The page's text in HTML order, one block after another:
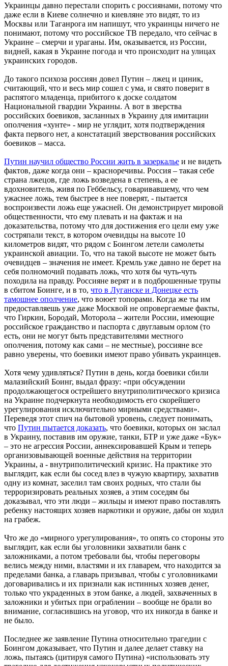
Украинцы давно перестали спорить с россиянами, потому что
даже если в Киеве солнечно и киевляне это видят, то из
Москвы или Таганрога им напишут, что украинцы ничего не
понимают, потому что российское ТВ передало, что сейчас в
Украине – смерчи и ураганы. Им, оказывается, из России,
видней, какая в Украине погода и что происходит на улицах
украинских городов.
До такого психоза россиян довел Путин – лжец и циник,
считающий, что и весь мир сошел с ума, и свято поверит в
распятого младенца, прибитого к доске солдатом
Национальной гвардии Украины. А вот в зверства
российских боевиков, засланных в Украину для имитации
ополчения «хунте» - мир не углядит, хотя подтверждения
факта первого нет, а констатаций зверствования российских
боевиков – масса.
Путин научил общество России жить в зазеркалье и не видеть
фактов, даже когда они – красноречивы. Россия – такая себе
страна лжецов, где ложь возведена в степень, а ее
вдохновитель, живя по Геббельсу, говаривавшему, что чем
ужаснее ложь, тем быстрее в нее поверят, - пытается
воспроизвести ложь еще ужасней. Он демонстрирует мировой
общественности, что ему плевать и на фактаж и на
доказательства, потому что для достижения его цели ему уже
состряпали текст, в котором очевидцы на высоте 10
километров видят, что рядом с Боингом летели самолеты
украинской авиации. То, что на такой высоте не может быть
очевидцев – значения не имеет. Кремль уже давно не берет на
себя полномочий подавать ложь, что хотя бы чуть-чуть
походила на правду. Россияне верят и в подброшенные трупы
в сбитом Боинге, и в то, что в Луганске и Донецке есть
тамошнее ополчение, что воюет топорами. Когда же ты им
предоставляешь уже даже Москвой не опровергаемые факты,
что Гиркин, Бородай, Моторола – жители России, имеющие
российское гражданство и паспорта с двуглавым орлом (то
есть, они не могут быть представителями местного
ополчения, потому как сами – не местные), россияне все
равно уверены, что боевики имеют право убивать украинцев.
Хотя чему удивляться? Путин в день, когда боевики сбили
малазийский Боинг, выдал фразу: «при обсуждении
продолжающегося острейшего внутриполитического кризиса
на Украине подчеркнута необходимость его скорейшего
урегулирования исключительно мирными средствами».
Переведя этот спич на бытовой уровень, следует понимать,
что Путин пытается доказать, что боевики, которых он заслал
в Украину, поставив им оружие, танки, БТР и уже даже «Бук»
– это не агрессия России, аннексировавшей Крым и теперь
организовывающей военные действия на территории
Украины, а - внутриполитический кризис. На практике это
выглядит, как если бы сосед влез в чужую квартиру, захватив
одну из комнат, заселил там своих родных, что стали бы
терроризировать реальных хозяев, а этим соседям бы
доказывал, что эти люди – жильцы и имеют право поставлять
ребенку настоящих хозяев наркотики и оружие, дабы он ходил
на грабеж.
Что же до «мирного урегулирования», то опять со стороны это
выглядит, как если бы уголовники захватили банк с
заложниками, а потом требовали бы, чтобы переговоры
велись между ними, властями и их главарем, что находится за
пределами банка, а главарь призывал, чтобы с уголовниками
договаривались и их признали как истинных хозяев денег,
только что украденных в этом банке, а людей, захваченных в
заложники и убитых при ограблении – вообще не брали во
внимание, согласившись на уговор, что их никогда в банке и
не было.
Последнее же заявление Путина относительно трагедии с
Боингом доказывает, что Путин и далее делает ставку на
ложь, пытаясь (цитируя самого Путина) «использовать эту